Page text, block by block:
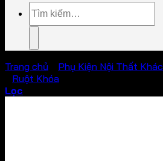
Tìm
kiếm:
Trang chủ Phụ Kiện Nội Thất Khác
Ruột Khóa
Lọc